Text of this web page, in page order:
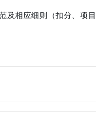
及相应细则（扣分、项